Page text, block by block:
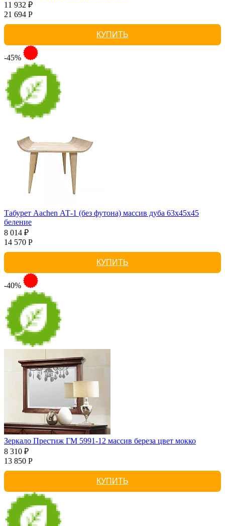
11 932 ₽
21 694 Р
КУПИТЬ
-45%
Табурет Aachen АТ-1 (без футона) массив дуба 63х45х45
беление
8 014 ₽
14 570 Р
КУПИТЬ
-40%
Зеркало Престиж ГМ 5991-12 массив береза цвет мокко
8 310 ₽
13 850 Р
КУПИТЬ